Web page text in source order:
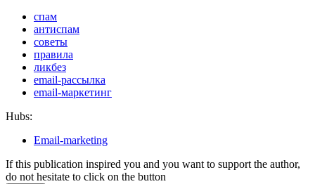
спам
антиспам
советы
правила
ликбез
email-рассылка
email-маркетинг
Hubs:
Email-marketing
If this publication inspired you and you want to support the author,
do not hesitate to click on the button